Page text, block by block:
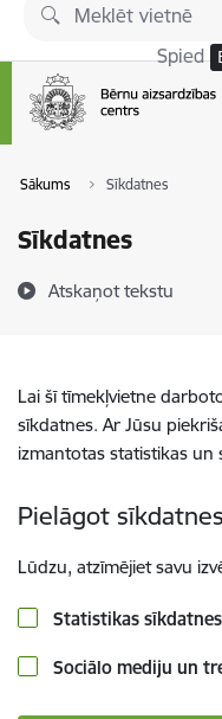
Pāriet uz lapas saturu
Spied
Sākums Sīkdatnes
Sīkdatnes
Atskaņot tekstu
Lai šī tīmekļvietne
sīkdatnes. Ar Jūsu
izmantotas statistikas un
Pielāgot sīkdatnes
Lūdzu, atzīmējiet savu
Statistikas sīkdatnes
Sociālo mediju un